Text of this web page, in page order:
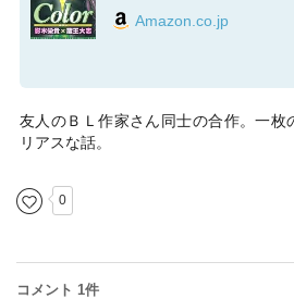
Amazon.co.jp
友人のＢＬ作家さん同士の合作。一枚
リアスな話。
0
コメント 1件